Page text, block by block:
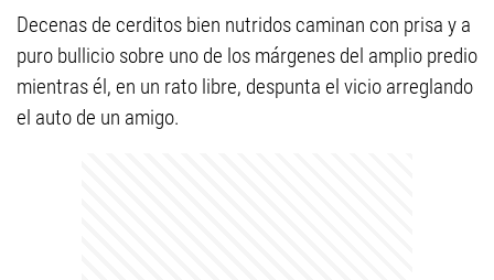
Decenas de cerditos bien nutridos caminan con prisa y a
puro bullicio sobre uno de los márgenes del amplio predio
mientras él, en un rato libre, despunta el vicio arreglando
el auto de un amigo.